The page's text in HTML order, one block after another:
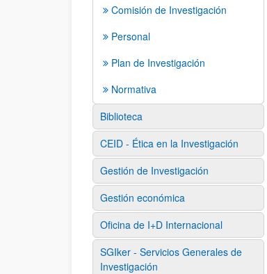
Comisión de Investigación
Personal
Plan de Investigación
Normativa
Biblioteca
CEID - Ética en la Investigación
Gestión de Investigación
Gestión económica
Oficina de I+D Internacional
SGIker - Servicios Generales de
Investigación